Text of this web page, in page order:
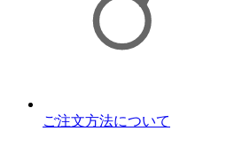
ご注文方法について